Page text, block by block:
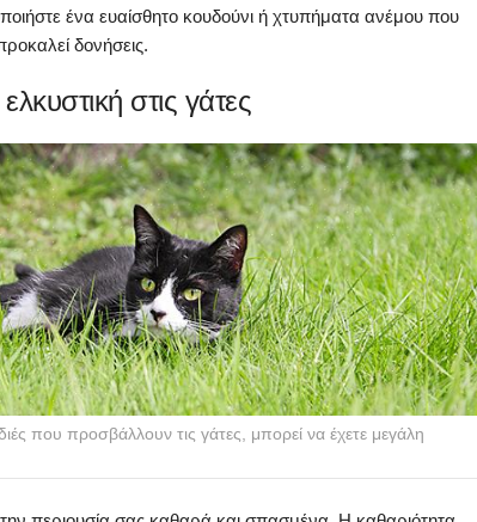
ένα ευαίσθητο κουδούνι ή χτυπήματα ανέμου που
δονήσεις.
στις γάτες
που προσβάλλουν τις γάτες, μπορεί να έχετε μεγάλη